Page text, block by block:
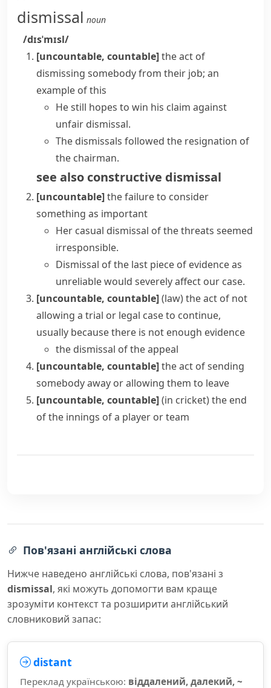
dismissal noun
/dɪsˈmɪsl/
[uncountable, countable]the act of
dismissing somebody from their job; an
example of this
He still hopes to win his claim against
unfair dismissal.
The dismissals followed the resignation of
the chairman.
see also constructive dismissal
[uncountable]the failure to consider
something as important
Her casual dismissal of the threats seemed
irresponsible.
Dismissal of the last piece of evidence as
unreliable would severely affect our case.
[uncountable, countable](law)the act of not
allowing a trial or legal case to continue,
usually because there is not enough evidence
the dismissal of the appeal
[uncountable, countable]the act of sending
somebody away or allowing them to leave
[uncountable, countable](in cricket)the end
of the innings of a player or team
Пов'язані англійські слова
Нижче наведено англійські слова, пов'язані з
dismissal, які можуть допомогти вам краще
зрозуміти контекст та розширити англійський
словниковий запас:
distant
Переклад українською: віддалений, далекий, ~